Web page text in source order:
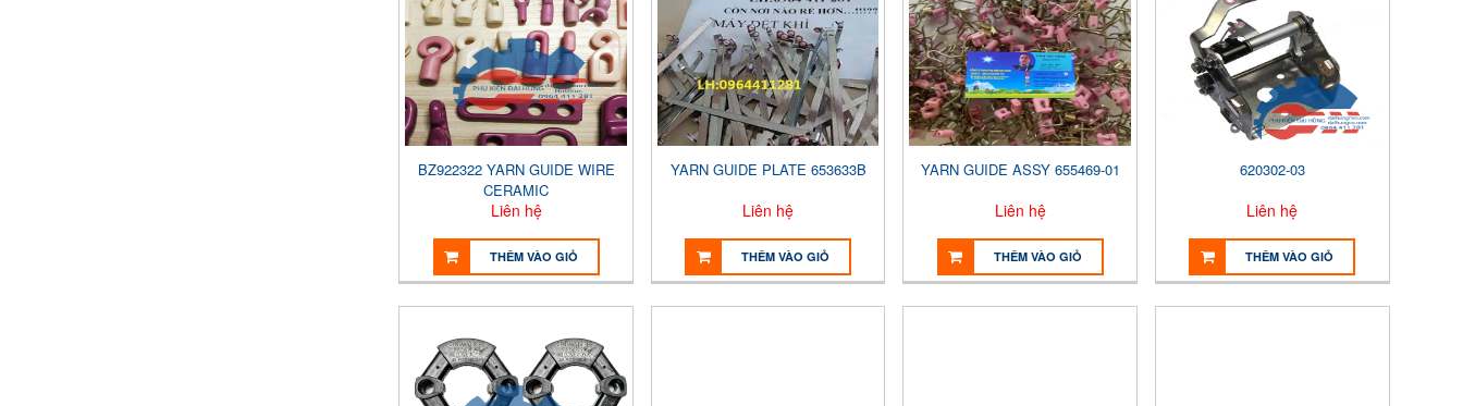
BZ922322 YARN GUIDE WIRE
CERAMIC
Liên hệ
THÊM VÀO GIỎ
YARN GUIDE PLATE 653633B
Liên hệ
THÊM VÀO GIỎ
YARN GUIDE ASSY 655469-01
Liên hệ
THÊM VÀO GIỎ
620302-03
Liên hệ
THÊM VÀO GIỎ